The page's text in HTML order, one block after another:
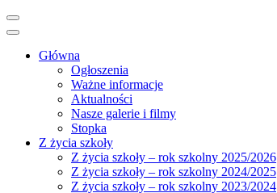
Główna
Ogłoszenia
Ważne informacje
Aktualności
Nasze galerie i filmy
Stopka
Z życia szkoły
Z życia szkoły – rok szkolny 2025/2026
Z życia szkoły – rok szkolny 2024/2025
Z życia szkoły – rok szkolny 2023/2024